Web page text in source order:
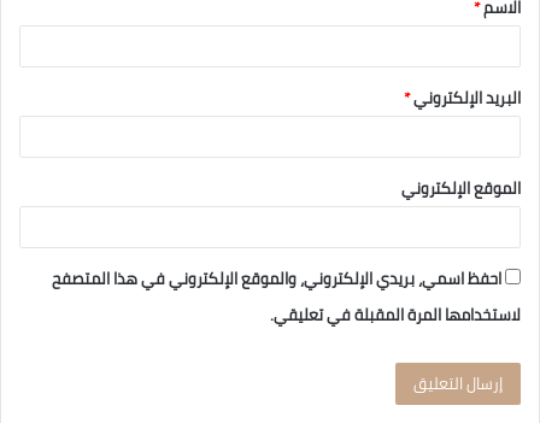
الاسم*
البريد الإلكتروني*
الموقع الإلكتروني
احفظ اسمي، بريدي الإلكتروني، والموقع الإلكتروني في هذا المتصفح
لاستخدامها المرة المقبلة في تعليقي.